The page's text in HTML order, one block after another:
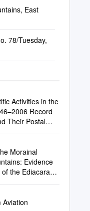
East
78/Tuesday,
Activities in the
Record
Their Postal
Morainal
Evidence
the Ediacaran–
Aviation